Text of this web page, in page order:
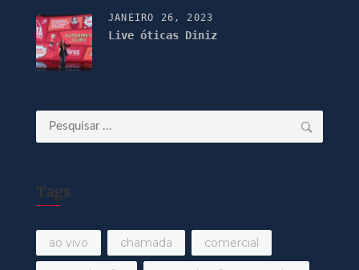
JANEIRO 26, 2023
Live óticas Diniz
Pesquisar
por:
Tags
ao vivo chamada comercial